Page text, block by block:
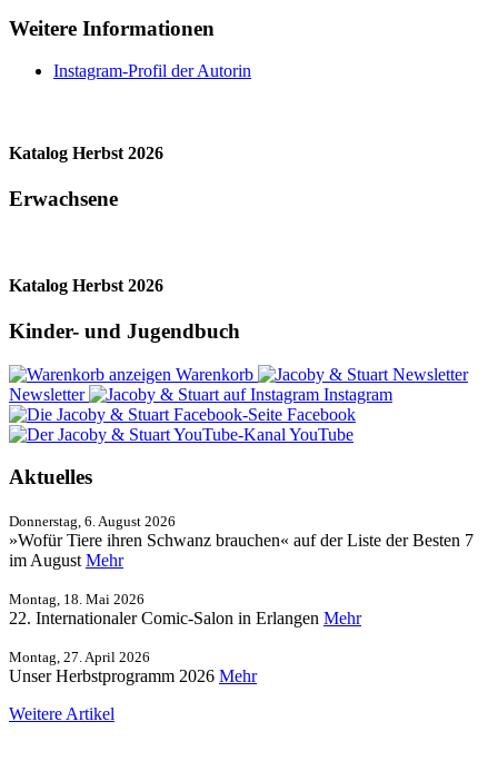
Weitere Informationen
Instagram-Profil der Autorin
Katalog Herbst 2026
Erwachsene
Katalog Herbst 2026
Kinder- und Jugendbuch
Warenkorb
Newsletter
Instagram
Facebook
YouTube
Aktuelles
Donnerstag, 6. August 2026
»Wofür Tiere ihren Schwanz brauchen« auf der Liste der Besten 7
im August Mehr
Montag, 18. Mai 2026
22. Internationaler Comic-Salon in Erlangen Mehr
Montag, 27. April 2026
Unser Herbstprogramm 2026 Mehr
Weitere Artikel